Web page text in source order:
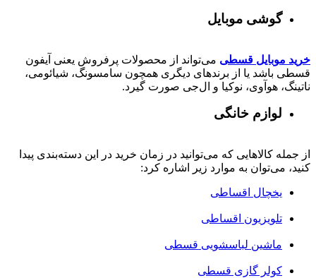
گوشی موبایل
خرید موبایل قسطی می‌تواند از محصولات پرفروش یعنی آیفون
قسطی باشد یا از برندهای دیگری همچون سامسونگ، شیائومی،
ناتینگ، هوآوی، نوکیا و ال‌جی صورت گیرد.
لوازم خانگی
از جمله کالاهایی که می‌توانید در زمان خرید در این دسته‌بندی پیدا
کنید، می‌توان به موارد زیر اشاره کرد:
یخچال اقساطی
تلویزیون اقساطی
ماشین لباسشویی قسطی
کولر گازی قسطی